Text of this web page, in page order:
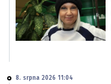
8. srpna 2026 11:04